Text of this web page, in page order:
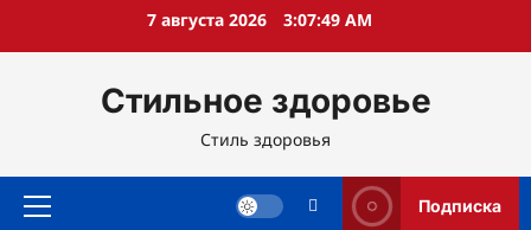
7 августа 2026 3:07:50 AM
Стильное здоровье
Стиль здоровья
Основное
Подписка